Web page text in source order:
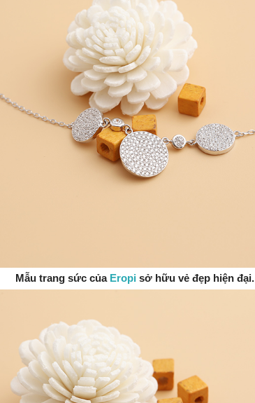
Mẫu trang sức của Eropi sở hữu vẻ đẹp hiện đại.